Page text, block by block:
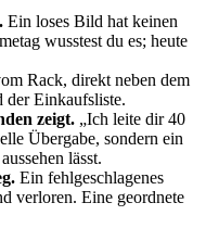
Ein loses Bild hat keinen
wusstest du es; heute
Rack, direkt neben dem
der Einkaufsliste.
zeigt. „Ich leite dir 40
Übergabe, sondern ein
lässt.
Ein fehlgeschlagenes
verloren. Eine geordnete